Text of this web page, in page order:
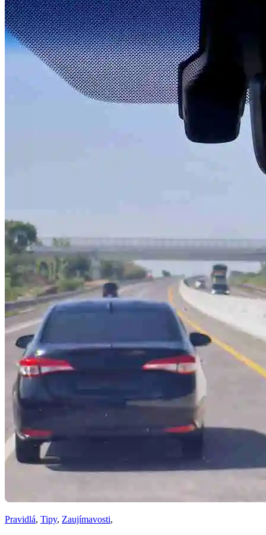
Pravidlá, Tipy, Zaujímavosti,